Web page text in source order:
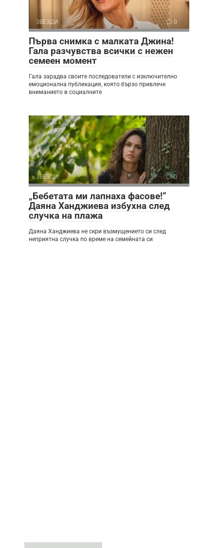
ЗВЕЗДИ 0
Първа снимка с малката Джина!
Гала разчувства всички с нежен
семеен момент
Гала зарадва своите последователи с изключително
емоционална публикация, която бързо привлече
вниманието в социалните
ЗВЕЗДИ 0
„Бебетата ми лапнаха фасове!“
Даяна Ханджиева избухна след
случка на плажа
Даяна Ханджиева не скри възмущението си след
неприятна случка по време на семейната си